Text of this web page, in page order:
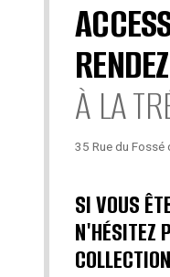
À LA
35 Rue du
SI VOUS
N'HÉSITEZ